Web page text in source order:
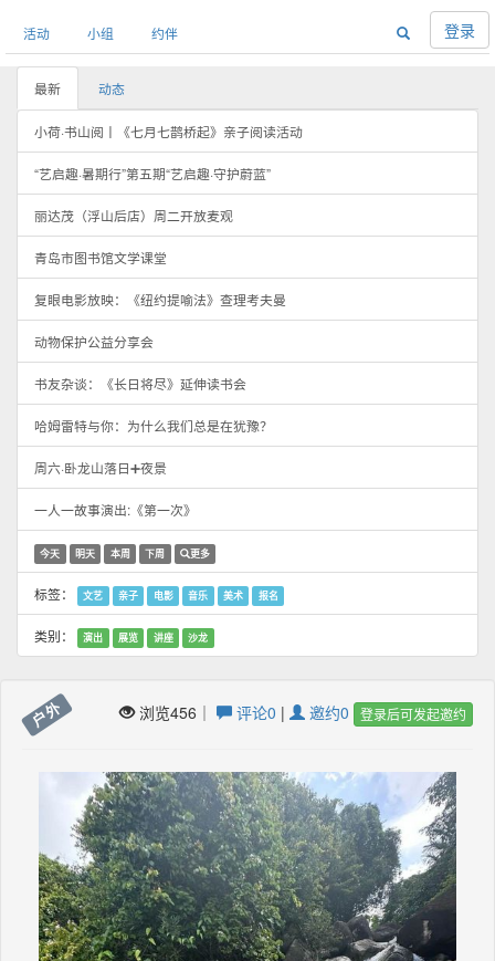
活动 小组 约伴 登录
最新 动态
小荷·书山阅丨《七月七鹊桥起》亲子阅读活动
“艺启趣·暑期行”第五期“艺启趣·守护蔚蓝”
丽达茂（浮山后店）周二开放麦观
青岛市图书馆文学课堂
复眼电影放映：《纽约提喻法》查理考夫曼
动物保护公益分享会
书友杂谈：《长日将尽》延伸读书会
哈姆雷特与你：为什么我们总是在犹豫？
周六·卧龙山落日➕夜景
一人一故事演出:《第一次》
今天 明天 本周 下周 更多
标签： 文艺 亲子 电影 音乐 美术 报名
类别： 演出 展览 讲座 沙龙
户外 浏览456｜ 评论0 | 邀约0 登录后可发起邀约